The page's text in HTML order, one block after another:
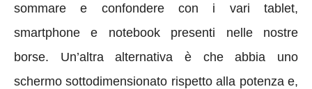
sommare e confondere con i vari tablet,
smartphone e notebook presenti nelle nostre
borse. Un’altra alternativa è che abbia uno
schermo sottodimensionato rispetto alla potenza e,